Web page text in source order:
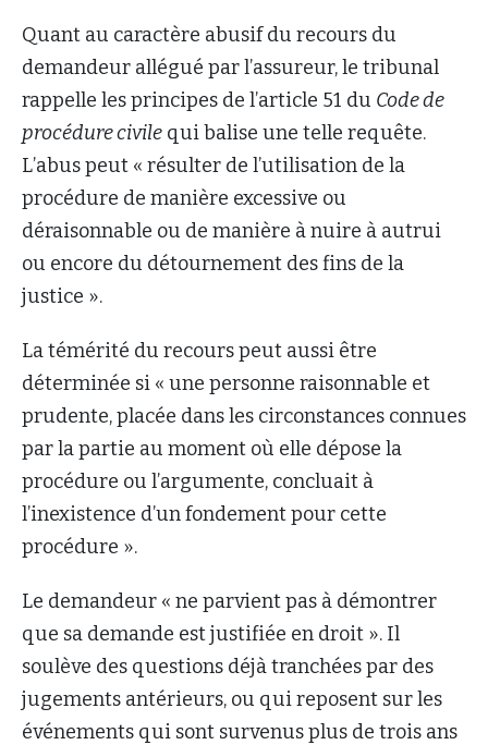
Quant au caractère abusif du recours du
demandeur allégué par l’assureur, le tribunal
rappelle les principes de l’article 51 du Code de
procédure civile qui balise une telle requête.
L’abus peut « résulter de l’utilisation de la
procédure de manière excessive ou
déraisonnable ou de manière à nuire à autrui
ou encore du détournement des fins de la
justice ».
La témérité du recours peut aussi être
déterminée si « une personne raisonnable et
prudente, placée dans les circonstances connues
par la partie au moment où elle dépose la
procédure ou l’argumente, concluait à
l’inexistence d’un fondement pour cette
procédure ».
Le demandeur « ne parvient pas à démontrer
que sa demande est justifiée en droit ». Il
soulève des questions déjà tranchées par des
jugements antérieurs, ou qui reposent sur les
événements qui sont survenus plus de trois ans